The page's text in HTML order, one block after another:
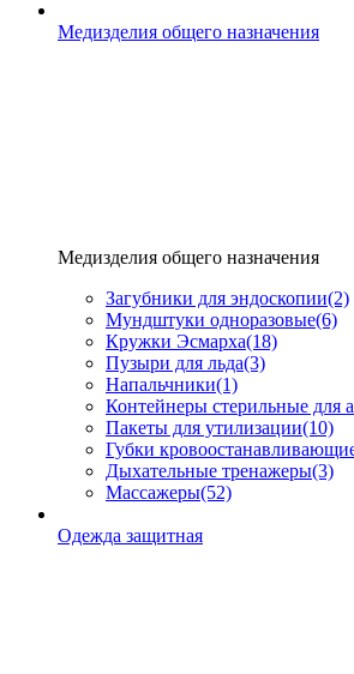
Медизделия общего назначения
Медизделия общего назначения
Загубники для эндоскопии(2)
Мундштуки одноразовые(6)
Кружки Эсмарха(18)
Пузыри для льда(3)
Напальчники(1)
Контейнеры стерильные для
Пакеты для утилизации(10)
Губки
Дыхательные тренажеры(3)
Массажеры(52)
Одежда защитная